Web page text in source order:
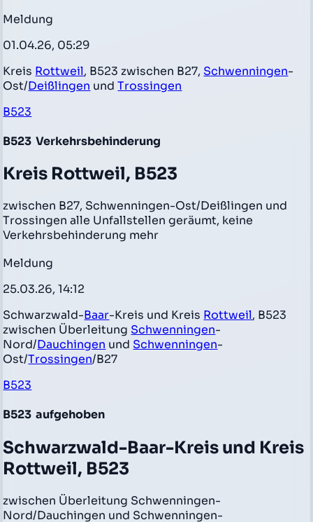
Meldung
01.04.26, 05:29
Kreis Rottweil, B523 zwischen B27, Schwenningen-
Ost/Deißlingen undTrossingen
B523
B523 Verkehrsbehinderung
Kreis Rottweil, B523
zwischen B27, Schwenningen-Ost/Deißlingen und
Trossingen alle Unfallstellen geräumt, keine
Verkehrsbehinderung mehr
Meldung
25.03.26, 14:12
Schwarzwald-Baar-Kreis und Kreis Rottweil, B523
zwischen Überleitung Schwenningen-
Nord/Dauchingen und Schwenningen-
Ost/Trossingen/B27
B523
B523 aufgehoben
Schwarzwald-Baar-Kreis und Kreis
Rottweil, B523
zwischen Überleitung Schwenningen-
Nord/Dauchingen und Schwenningen-